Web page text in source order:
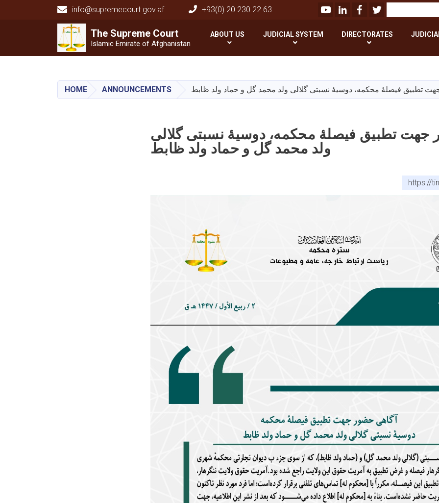
main
content
The Supreme Court
Islamic Emirate of Afghanistan
info@supremecourt.gov.af +93(0) 20 230 22 63 YoutubeLinkedInFacebookTwitter
Search
Main navigation
The Supreme Court ABOUT US JUDICIAL SYSTEM DIRECTORATES
HOME ANNOUNCEMENTS تطبیق فیصلۀ محکمه، دوسیۀ نسبتی گلالی ولد محمد گل و حماد ولد ظابط
جهت تطبیق فیصلۀ محکمه، دوسیۀ نسبتی گلالی
ولد محمد گل و حماد ولد ظابط
https://